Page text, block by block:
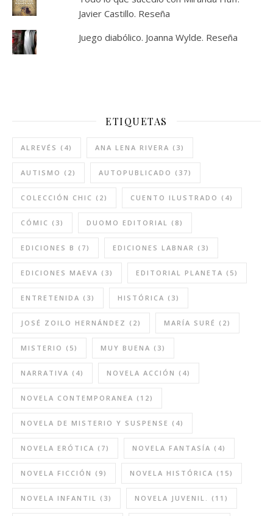
Javier Castillo. Reseña
Juego diabólico. Joanna Wylde. Reseña
ETIQUETAS
ALREVÉS (4) ANA LENA RIVERA (3)
AUTISMO (2) AUTOPUBLICADO (37)
COLECCIÓN CHIC (2) CUENTO ILUSTRADO (4)
CÓMIC (3) DUOMO EDITORIAL (8)
EDICIONES B (7) EDICIONES LABNAR (3)
EDICIONES MAEVA (3) EDITORIAL PLANETA (5)
ENTRETENIDA (3) HISTÓRICA (3)
JOSÉ ZOILO HERNÁNDEZ (2) MARÍA SURÉ (2)
MISTERIO (5) MUY BUENA (3)
NARRATIVA (4) NOVELA ACCIÓN (4)
NOVELA CONTEMPORANEA (12)
NOVELA DE MISTERIO Y SUSPENSE (4)
NOVELA ERÓTICA (7) NOVELA FANTASÍA (4)
NOVELA FICCIÓN (9) NOVELA HISTÓRICA (15)
NOVELA INFANTIL (3) NOVELA JUVENIL. (11)